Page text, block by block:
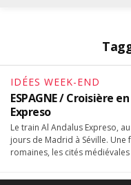
IDÉES WEEK-END
ESPAGNE / Croisière
Expreso
Le train Al Andalus Expreso,
jours de Madrid à Séville.
romaines, les cités